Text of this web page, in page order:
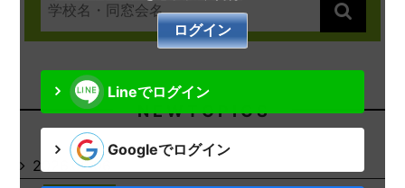
Lineでログイン
Googleでログイン
N E W T O P I C S
2026.08.06